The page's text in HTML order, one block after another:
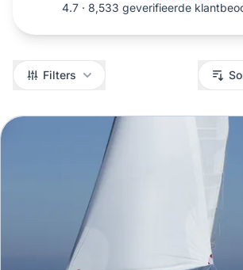
4.7 · 8,533 geverifieerde
Filters Filters